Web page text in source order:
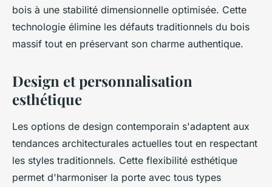
bois à une stabilité dimensionnelle optimisée. Cette
technologie élimine les défauts traditionnels du bois
massif tout en préservant son charme authentique.
Design et personnalisation
esthétique
Les options de design contemporain s'adaptent aux
tendances architecturales actuelles tout en respectant
les styles traditionnels. Cette flexibilité esthétique
permet d'harmoniser la porte avec tous types